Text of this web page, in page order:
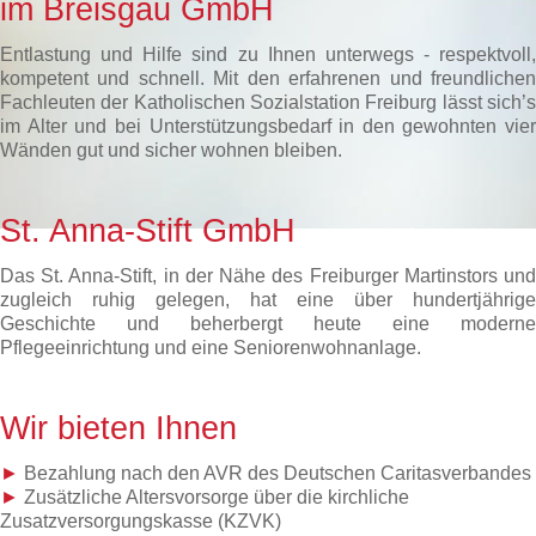
im Breisgau GmbH
Entlastung und Hilfe sind zu Ihnen unterwegs - respektvoll,
kompetent und schnell. Mit den erfahrenen und freundlichen
Fachleuten der Katholischen Sozialstation Freiburg lässt sich’s
im Alter und bei Unterstützungsbedarf in den gewohnten vier
Wänden gut und sicher wohnen bleiben.
St. Anna-Stift GmbH
Das St. Anna-Stift, in der Nähe des Freiburger Martinstors und
zugleich ruhig gelegen, hat eine über hundertjährige
Geschichte und beherbergt heute eine moderne
Pflegeeinrichtung und eine Seniorenwohnanlage.
Wir bieten Ihnen
► Bezahlung nach den AVR des Deutschen Caritasverbandes
► Zusätzliche Altersvorsorge über die kirchliche
Zusatzversorgungskasse (KZVK)